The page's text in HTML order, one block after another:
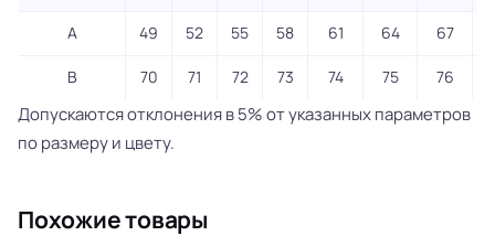
A 49 52 55 58 61 64 67
B 70 71 72 73 74 75 76
Допускаются отклонения в 5% от указанных параметров
по размеру и цвету.
Похожие товары